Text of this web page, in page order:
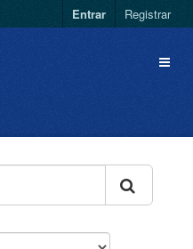
Entrar Registrar